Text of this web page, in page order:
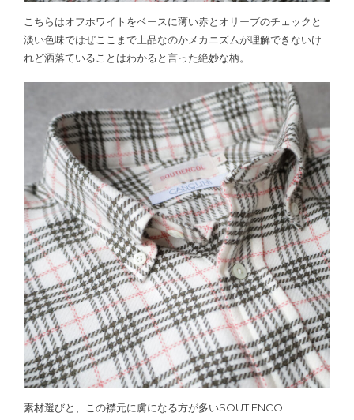
こちらはオフホワイトをベースに薄い赤とオリーブのチェックと
淡い色味ではぜここまで上品なのかメカニズムが理解できないけ
れど洒落ていることはわかると言った絶妙な柄。
素材選びと、この襟元に虜になる方が多いSOUTIENCOL